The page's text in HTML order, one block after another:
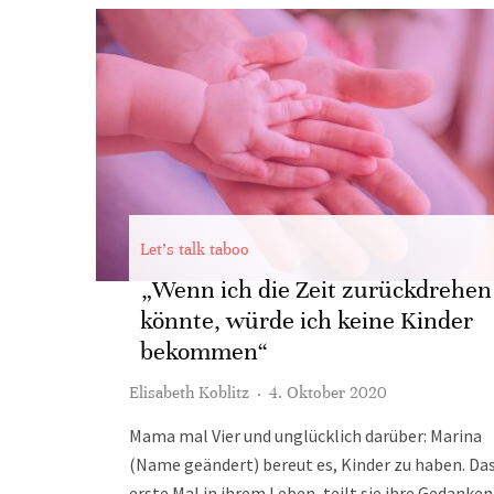
Let's talk taboo
„Wenn ich die Zeit zurückdrehen
könnte, würde ich keine Kinder
bekommen“
Elisabeth Koblitz · 4. Oktober 2020
Mama mal Vier und unglücklich darüber: Marina
(Name geändert) bereut es, Kinder zu haben.